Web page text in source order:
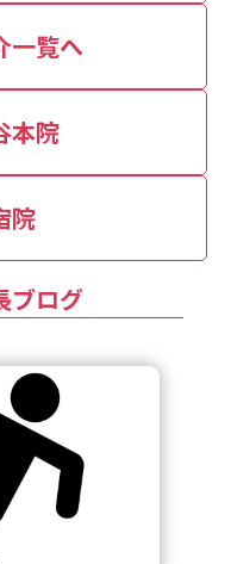
一覧へ
本院
院
ブログ